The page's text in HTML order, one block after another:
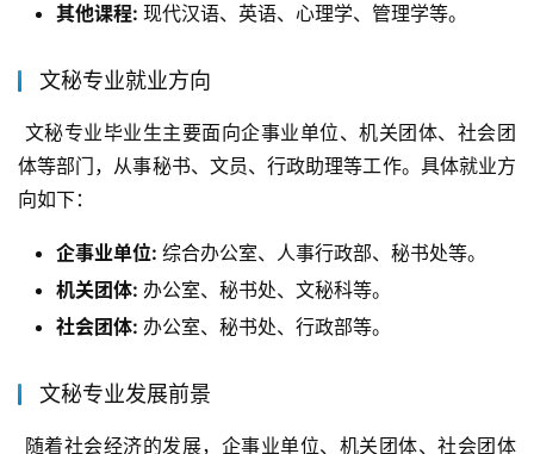
其他课程: 现代汉语、英语、心理学、管理学等。
文秘专业就业方向
体等部门，从事秘书、文员、行政助理等工作。具体就业方
向如下：
企事业单位: 综合办公室、人事行政部、秘书处等。
机关团体: 办公室、秘书处、文秘科等。
社会团体: 办公室、秘书处、行政部等。
文秘专业发展前景